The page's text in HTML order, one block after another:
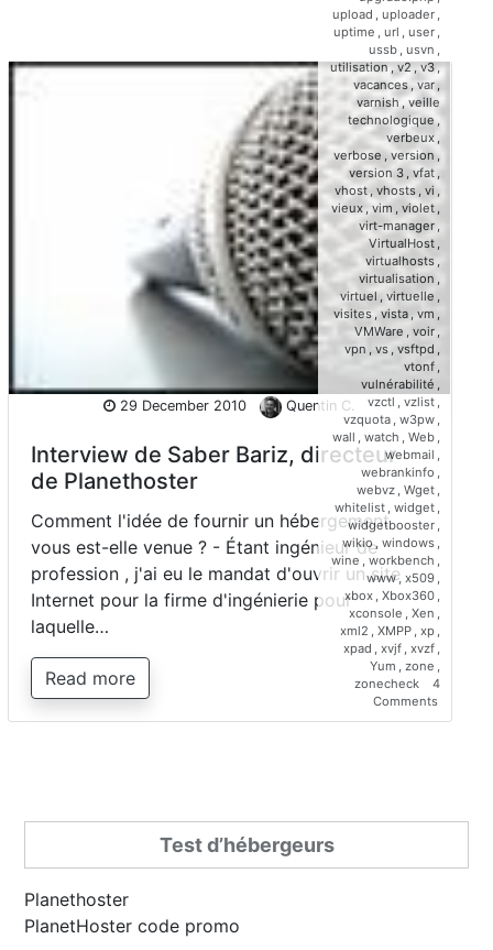
29 December 2010 Quentin C.
Interview de Saber Bariz, directeur
de Planethoster
Comment l'idée de fournir un hébergement
vous est-elle venue ? - Étant ingénieur de
profession , j'ai eu le mandat d'ouvrir un site
Internet pour la firme d'ingénierie pour
laquelle…
Read more
upload , uploader ,
uptime , url , user ,
ussb , usvn ,
utilisation,v2,v3,
vacances , var,
varnish , veille
technologique ,
verbeux ,
verbose ,version,
version 3 ,vfat ,
vhost , vhosts , vi ,
vieux , vim , violet,
virt-manager ,
VirtualHost ,
virtualhosts ,
virtualisation ,
virtuel, virtuelle ,
visites , vista , vm ,
VMWare , voir ,
vpn , vs , vsftpd ,
vtonf ,
vulnérabilité ,
vzctl , vzlist ,
vzquota , w3pw ,
wall , watch , Web ,
webmail ,
webrankinfo ,
webvz , Wget ,
whitelist , widget ,
widgetbooster ,
wikio, windows ,
wine , workbench ,
www, x509 ,
xbox , Xbox360 ,
xconsole , Xen ,
xml2 , XMPP , xp ,
xpad , xvjf , xvzf ,
Yum , zone ,
zonecheck
4
Commentson
Interview
Test d’hébergeurs
Planethoster
PlanetHoster code promo